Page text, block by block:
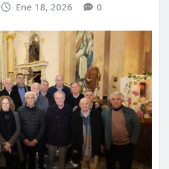
Ene 18, 2026 0